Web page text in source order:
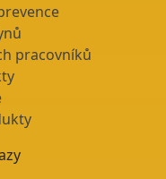
pracovníků